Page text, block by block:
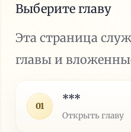
Выберите главу
Эта страница
главы и
01
***
Открыть главу